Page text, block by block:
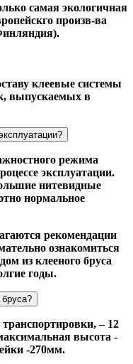
самая экологичная
произв-ва
клеевые системы
выпускаемых в
режима
эксплуатации.
нитевидные
нормальное
рекомендации
ознакомиться
из клееного бруса
годы.
– 12
высота -
-270мм.